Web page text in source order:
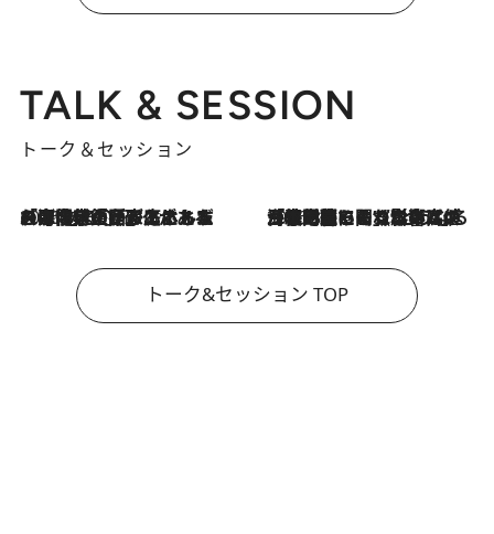
TALK & SESSION
トーク＆セッション
2026.8.3
「今後値上げがあるとすれば…」「リスクがあるのは今年の冬」エネルギー専門家が語る、ホルムズ海峡封鎖が家庭にもたらす“ある心配” 2026.8.3
「住宅建てられない…」「サーチャージ料の高値が続いている」ホルムズ海峡封鎖による影響はいつまで続く？《エネルギー専門家に聞く“どうなる日本の暮らし”》
トーク&セッション TOP